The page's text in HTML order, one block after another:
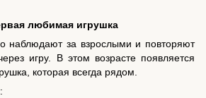
любимая игрушка
наблюдают за взрослыми и повторяют
игру. В этом возрасте появляется
которая всегда рядом.
: